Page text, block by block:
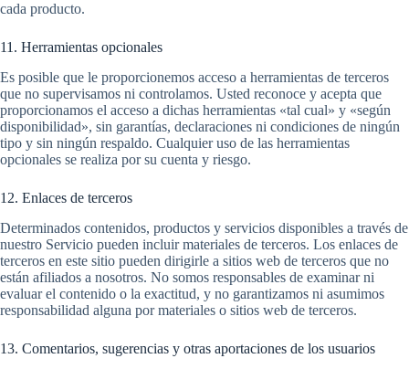
cada producto.
11. Herramientas opcionales
Es posible que le proporcionemos acceso a herramientas de terceros
que no supervisamos ni controlamos. Usted reconoce y acepta que
proporcionamos el acceso a dichas herramientas «tal cual» y «según
disponibilidad», sin garantías, declaraciones ni condiciones de ningún
tipo y sin ningún respaldo. Cualquier uso de las herramientas
opcionales se realiza por su cuenta y riesgo.
12. Enlaces de terceros
Determinados contenidos, productos y servicios disponibles a través de
nuestro Servicio pueden incluir materiales de terceros. Los enlaces de
terceros en este sitio pueden dirigirle a sitios web de terceros que no
están afiliados a nosotros. No somos responsables de examinar ni
evaluar el contenido o la exactitud, y no garantizamos ni asumimos
responsabilidad alguna por materiales o sitios web de terceros.
13. Comentarios, sugerencias y otras aportaciones de los usuarios